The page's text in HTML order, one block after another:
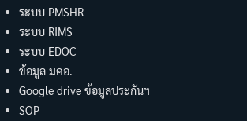
ระบบ PMSHR
ระบบ RIMS
ระบบ EDOC
ข้อมูล มคอ.
Google drive ข้อมูลประกันฯ
SOP